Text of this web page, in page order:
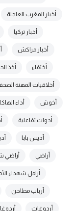
أخبار المغرب العاجلة
أخبار تركيا
أخبار مراكش
أختفاء أخذ
أخلاقيات المهنة
أخوش أداء الهاكا
أدوات تفاعلية
أديس بابا
أراضي أراضي
أرامل شهداء
أرباب مطاحن
أردوغات